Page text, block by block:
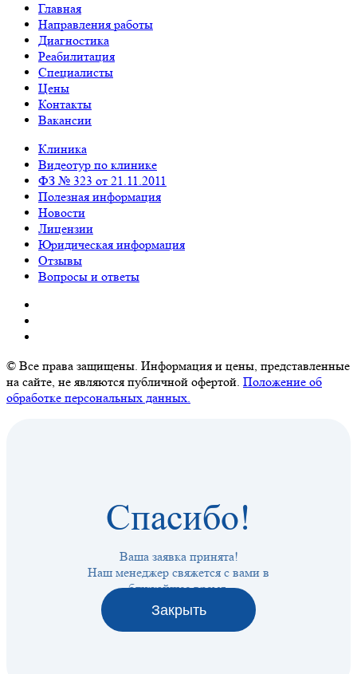
Главная
Направления работы
Диагностика
Реабилитация
Специалисты
Цены
Контакты
Вакансии
Клиника
Видеотур по клинике
ФЗ № 323 от 21.11.2011
Полезная информация
Новости
Лицензии
Юридическая информация
Отзывы
Вопросы и ответы
© Все права защищены. Информация и цены, представленные
на сайте, не являются публичной офертой. Положение об
обработке персональных данных.
Спасибо!
Ваша заявка принята!
Наш менеджер свяжется с вами в
ближайшее время.
Закрыть